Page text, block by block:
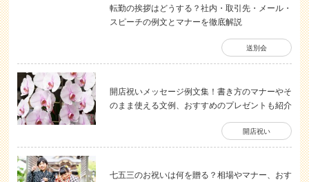
転勤の挨拶はどうする？社内・取引先・メール・
スピーチの例文とマナーを徹底解説
送別会
開店祝いメッセージ例文集！書き方のマナーやそ
のまま使える文例、おすすめのプレゼントも紹介
開店祝い
七五三のお祝いは何を贈る？相場やマナー、おす